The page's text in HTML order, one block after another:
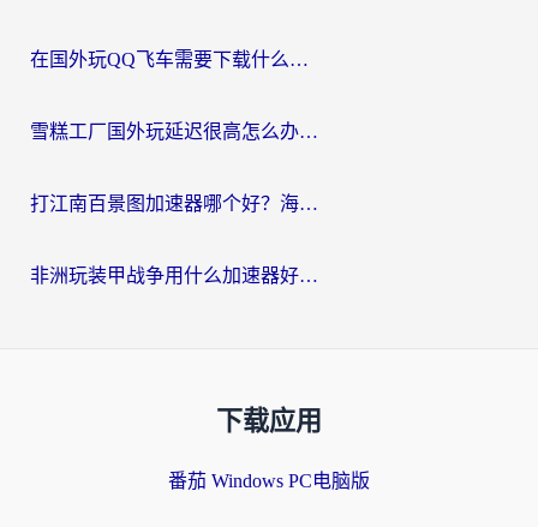
在国外玩QQ飞车需要下载什么加速器呢？海外党亲测有效的国服游戏加速指南
雪糕工厂国外玩延迟很高怎么办？海外玩家国服游戏加速终极攻略（附实测推荐）
打江南百景图加速器哪个好？海外党踩坑N次后，终于找到不卡的秘诀
非洲玩装甲战争用什么加速器好？海外党亲测有效的国服游戏加速方案
下载应用
番茄 Windows PC电脑版